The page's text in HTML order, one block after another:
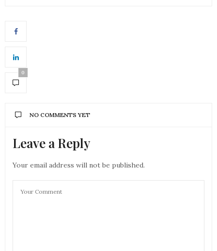
0
NO COMMENTS YET
Leave a Reply
Your email address will not be published.